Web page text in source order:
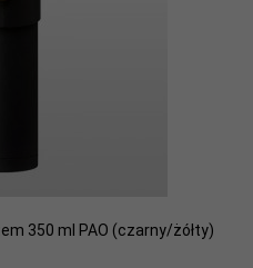
350 ml PAO (czarny/żółty)